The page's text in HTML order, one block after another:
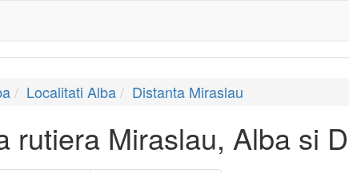
Localitati Alba Distanta Miraslau
rutiera Miraslau, Alba si